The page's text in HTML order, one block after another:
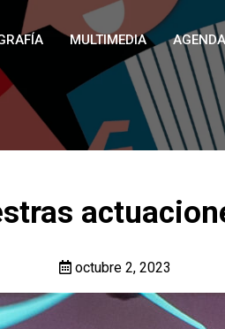
MULTIMEDIA AGENDA
octubre 2, 2023